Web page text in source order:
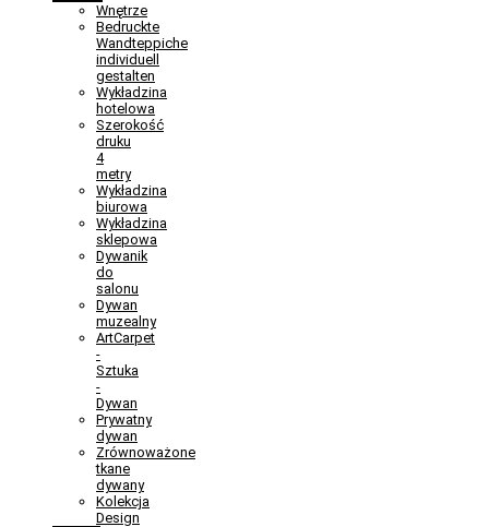
Wnętrze
Bedruckte
Wandteppiche
individuell
gestalten
Wykładzina
hotelowa
Szerokość
druku
4
metry
Wykładzina
biurowa
Wykładzina
sklepowa
Dywanik
do
salonu
Dywan
muzealny
ArtCarpet
-
Sztuka
-
Dywan
Prywatny
dywan
Zrównoważone
tkane
dywany
Kolekcja
Design